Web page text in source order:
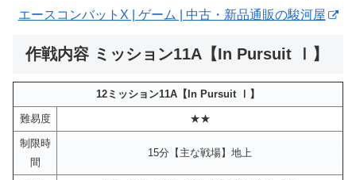
エースコンバットX | ゲーム | 中古・新品通販の駿河屋
作戦内容 ミッション11A【In Pursuit Ⅰ】
12ミッション11A【In Pursuit Ⅰ】
難易度 ★★
制限時
間
15分【主な戦場】地上